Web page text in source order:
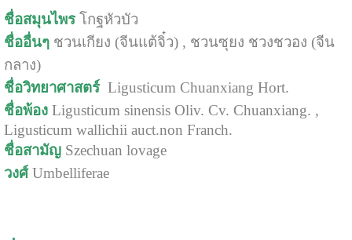
ชื่อสมุนไพรโกฐหัวบัว
ชื่ออื่นๆชวนเกียง (จีนแต้จิ๋ว) , ชวนซุยง ชวงชวอง (จีน
กลาง)
ชื่อวิทยาศาสตร์ Ligusticum Chuanxiang Hort.
ชื่อพ้องLigusticum sinensis Oliv. Cv. Chuanxiang. ,
Ligusticum wallichii auct.non Franch.
ชื่อสามัญSzechuan lovage
วงศ์Umbelliferae